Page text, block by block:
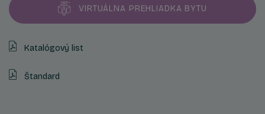
VIRTUÁLNA PREHLIADKA BYTU
Katalógový list
Štandard